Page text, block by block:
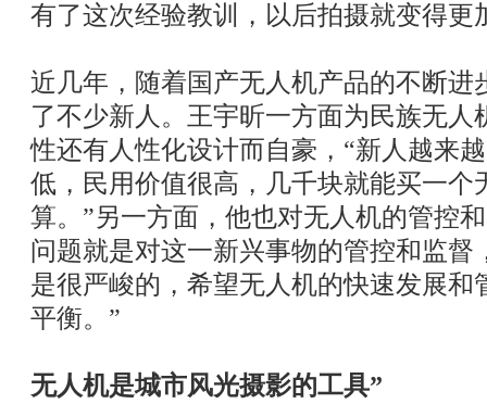
有了这次经验教训，以后拍摄就变得更
近几年，随着国产无人机产品的不断进
了不少新人。王宇昕一方面为民族无人
性还有人性化设计而自豪，“新人越来
低，民用价值很高，几千块就能买一个
算。”另一方面，他也对无人机的管控
问题就是对这一新兴事物的管控和监督
是很严峻的，希望无人机的快速发展和
平衡。”
无人机是城市风光摄影的工具”